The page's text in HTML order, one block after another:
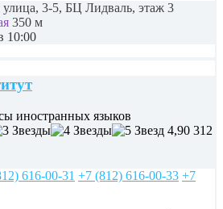
3-5, БЦ Лидваль, этаж 3
350 м
10:00
иностранных языков
4,90 312
616-00-31 +7 (812) 616-00-33 +7